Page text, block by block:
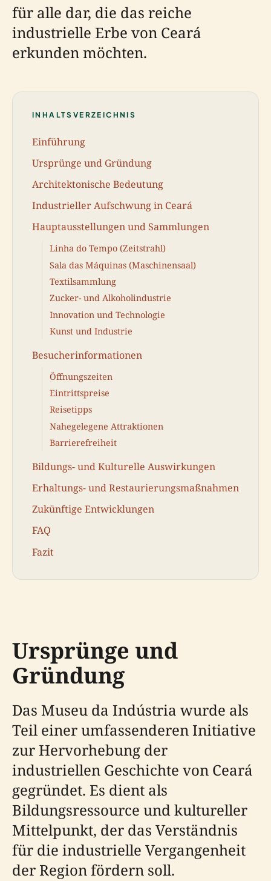
für alle dar, die das reiche
industrielle Erbe von Ceará
erkunden möchten.
INHALTSVERZEICHNIS
Einführung
Ursprünge und Gründung
Architektonische Bedeutung
Industrieller Aufschwung in Ceará
Hauptausstellungen und Sammlungen
Linha do Tempo (Zeitstrahl)
Sala das Máquinas (Maschinensaal)
Textilsammlung
Zucker- und Alkoholindustrie
Innovation und Technologie
Kunst und Industrie
Besucherinformationen
Öffnungszeiten
Eintrittspreise
Reisetipps
Nahegelegene Attraktionen
Barrierefreiheit
Bildungs- und Kulturelle Auswirkungen
Erhaltungs- und Restaurierungsmaßnahmen
Zukünftige Entwicklungen
FAQ
Fazit
Ursprünge und
Gründung
Das Museu da Indústria wurde als
Teil einer umfassenderen Initiative
zur Hervorhebung der
industriellen Geschichte von Ceará
gegründet. Es dient als
Bildungsressource und kultureller
Mittelpunkt, der das Verständnis
für die industrielle Vergangenheit
der Region fördern soll.